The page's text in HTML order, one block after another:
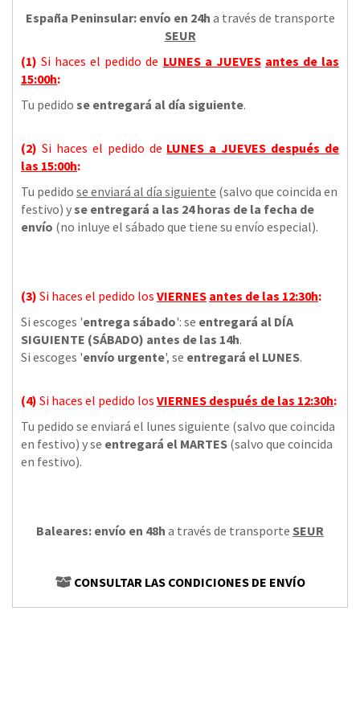
España Peninsular: envío en 24h a través de transporte
SEUR
(1)Si haces el pedido de LUNES a JUEVES antes de las
15:00h:
Tu pedido se entregará al día siguiente.
(2) Si haces el pedido de LUNES a JUEVES después de
las 15:00h:
Tu pedido se enviará al día siguiente (salvo que coincida en
festivo) yse entregará a las 24 horas de la fecha de
envío (no inluye el sábado que tiene su envío especial).
(3) Si haces el pedido los VIERNES antes de las 12:30h:
Si escoges 'entrega sábado': se entregará al DÍA
SIGUIENTE (SÁBADO) antes de las 14h.
Si escoges 'envío urgente', se entregará el LUNES.
(4) Si haces el pedido los VIERNES después de las 12:30h:
Tu pedido se enviará el lunes siguiente (salvo que coincida
en festivo) y se entregará el MARTES (salvo que coincida
en festivo).
Baleares: envío en 48h a través de transporte SEUR
CONSULTAR LAS CONDICIONES DE ENVÍO